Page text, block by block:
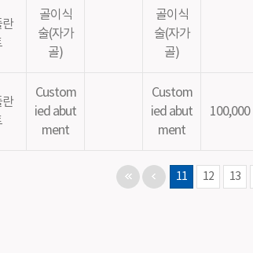
란
골이식
술(자가
골)
골이식
술(자가
골)
란
Custom
ied abut
ment
Custom
ied abut
ment
100,000
11 12 13